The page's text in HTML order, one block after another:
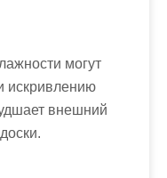
могут
искривлению
внешний